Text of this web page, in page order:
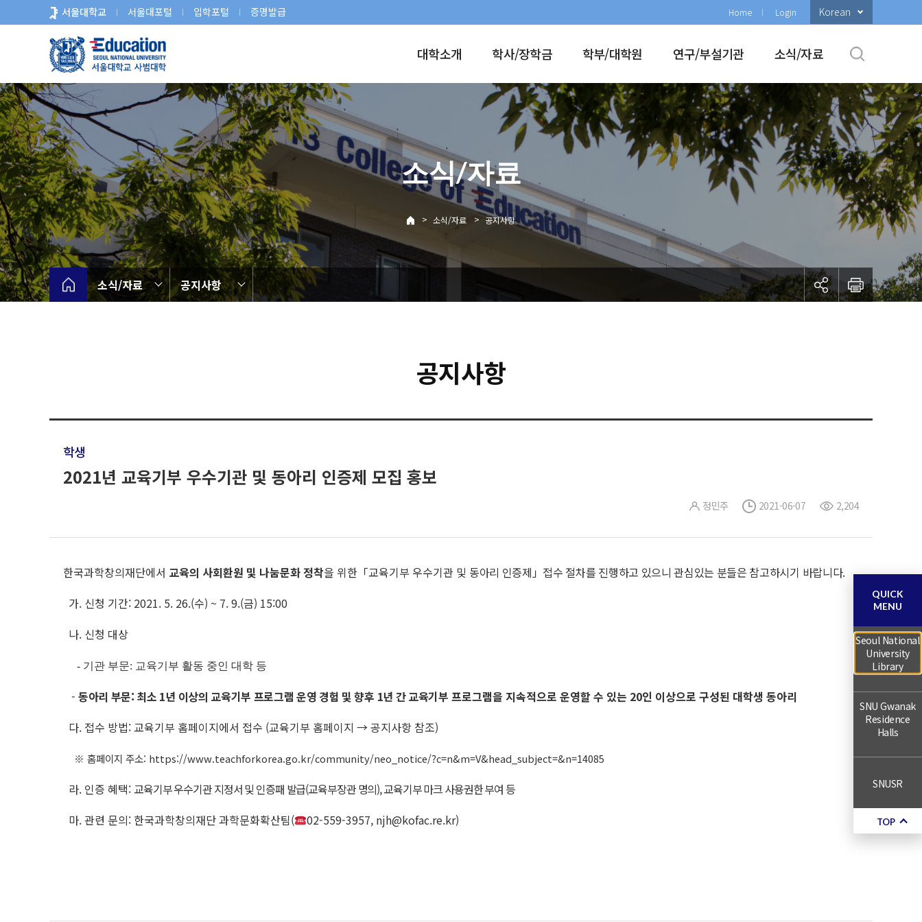
로
뉴
서울대학교 서울대포털 입학포털 증명발급 Home Login Korean
대학소개 학사/장학금 학부/대학원 연구/부설기관 소식/자료
소식/자료
> 소식/자료 > 공지사항
소식/자료 공지사항
공지사항
학생
2021년 교육기부 우수기관 및 동아리 인증제 모집 홍보
정민주 2021-06-07 2,204
한국과학창의재단에서 교육의 사회환원 및 나눔문화 정착을 위한「교육기부 우수기관 및 동아리 인증제」접수 절차를 진행하고 있으니 관심있는 분들은 참고하시기 바랍니다.
가. 신청 기간: 2021. 5. 26.(수) ~ 7. 9.(금) 15:00
나. 신청 대상
- 기관 부문: 교육기부 활동 중인 대학 등
- 동아리 부문: 최소 1년 이상의 교육기부 프로그램 운영 경험 및 향후 1년 간 교육기부 프로그램을 지속적으로 운영할 수 있는 20인 이상으로 구성된 대학생 동아리
다. 접수 방법: 교육기부 홈페이지에서 접수 (교육기부 홈페이지 → 공지사항 참조)
※ 홈페이지 주소: https://www.teachforkorea.go.kr/community/neo_notice/?c=n&m=V&head_subject=&n=14085
라. 인증 혜택:교육기부 우수기관 지정서 및 인증패 발급(교육부장관 명의), 교육기부 마크 사용권한 부여 등
마. 관련 문의: 한국과학창의재단 과학문화확산팀(
02-559-3957, njh@kofac.re.kr)
QUICK
MENU
Seoul National
University
Library
SNU Gwanak
Residence
Halls
SNUSR
TOP